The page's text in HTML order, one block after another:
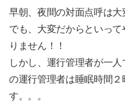
早朝、夜間の対面点呼は大
でも、大変だからといっ
りません！！
しかし、運行管理者が一
の運行管理者は睡眠時間
す。。。